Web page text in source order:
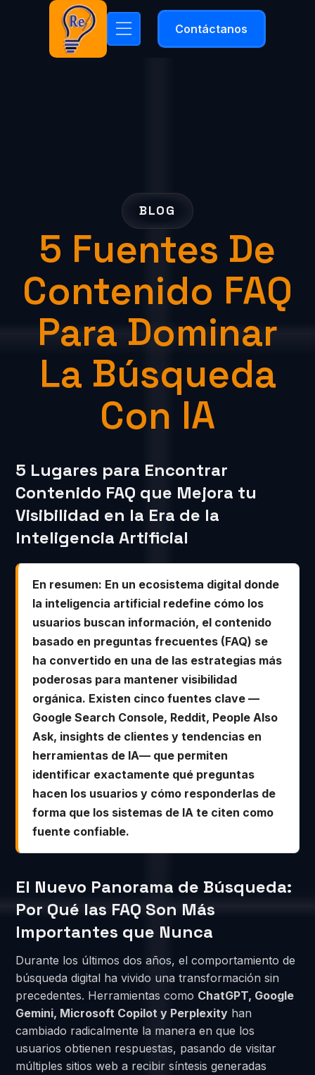
Contáctanos
BLOG
5 Fuentes De
Contenido FAQ
Para Dominar
La Búsqueda
Con IA
5 Lugares para Encontrar
Contenido FAQ que Mejora tu
Visibilidad en la Era de la
Inteligencia Artificial
En resumen: En un ecosistema digital donde
la inteligencia artificial redefine cómo los
usuarios buscan información, el contenido
basado en preguntas frecuentes (FAQ) se
ha convertido en una de las estrategias más
poderosas para mantener visibilidad
orgánica. Existen cinco fuentes clave —
Google Search Console, Reddit, People Also
Ask, insights de clientes y tendencias en
herramientas de IA— que permiten
identificar exactamente qué preguntas
hacen los usuarios y cómo responderlas de
forma que los sistemas de IA te citen como
fuente confiable.
El Nuevo Panorama de Búsqueda:
Por Qué las FAQ Son Más
Importantes que Nunca
Durante los últimos dos años, el comportamiento de
búsqueda digital ha vivido una transformación sin
precedentes. Herramientas como ChatGPT, Google
Gemini, Microsoft Copilot y Perplexity han
cambiado radicalmente la manera en que los
usuarios obtienen respuestas, pasando de visitar
múltiples sitios web a recibir síntesis generadas